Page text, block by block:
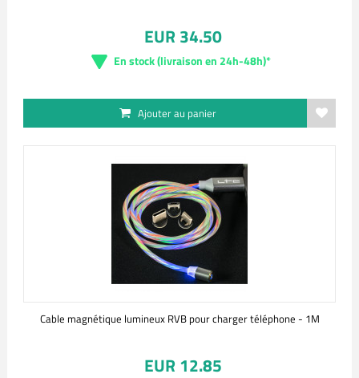
EUR 34.50
En stock (livraison en 24h-48h)*
Ajouter au panier
Cable magnétique lumineux RVB pour charger téléphone - 1M
EUR 12.85